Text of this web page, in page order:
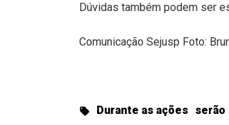
Dúvidas também podem ser
Comunicação Sejusp Foto:
Durante as ações